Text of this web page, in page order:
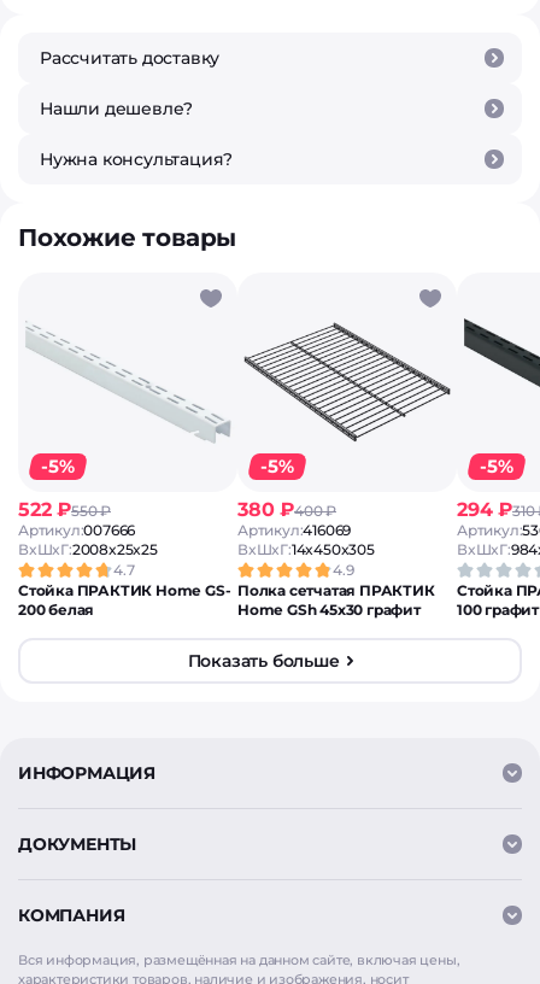
Рассчитать доставку
Нашли дешевле?
Нужна консультация?
Похожие товары
-5%
522 ₽550 ₽
Артикул:007666
ВxШxГ:2008x25x25
4.7
Стойка ПРАКТИК Home GS-
200 белая
-5%
380 ₽400 ₽
Артикул:416069
ВxШxГ:14x450x305
4.9
Полка сетчатая ПРАКТИК
Home GSh 45х30 графит
-5%
294 ₽310
Артикул:
ВxШxГ:
Стойка
100 графит
Показать больше
Вся информация, размещённая на данном сайте, включая цены,
характеристики товаров, наличие и изображения, носит
ИНФОРМАЦИЯ
ДОКУМЕНТЫ
КОМПАНИЯ